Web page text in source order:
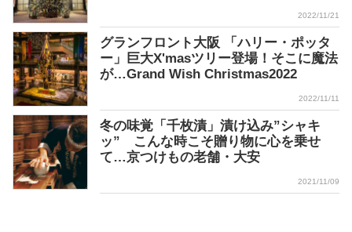
2022/11/21
グランフロント大阪 「ハリー・ポッタ
ー」巨大X'masツリー登場！そこに魔法
が…Grand Wish Christmas2022
2022/11/11
冬の味覚「千枚漬」漬け込み”シャキ
ッ” こんな時こそ贈り物に心を乗せ
て…京つけもの老舗・大安
2021/11/09